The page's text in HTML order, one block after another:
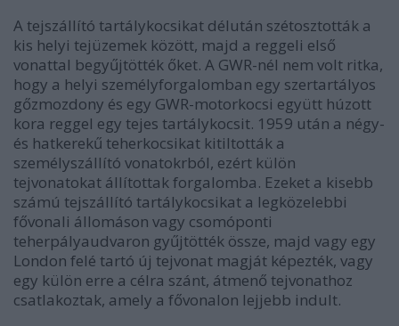
A tejszállító tartálykocsikat délután szétosztották a
kis helyi tejüzemek között, majd a reggeli első
vonattal begyűjtötték őket. A GWR-nél nem volt ritka,
hogy a helyi személyforgalomban egy szertartályos
gőzmozdony és egy GWR-motorkocsi együtt húzott
kora reggel egy tejes tartálykocsit. 1959 után a négy-
és hatkerekű teherkocsikat kitiltották a
személyszállító vonatokrból, ezért külön
tejvonatokat állítottak forgalomba. Ezeket a kisebb
számú tejszállító tartálykocsikat a legközelebbi
fővonali állomáson vagy csomóponti
teherpályaudvaron gyűjtötték össze, majd vagy egy
London felé tartó új tejvonat magját képezték, vagy
egy külön erre a célra szánt, átmenő tejvonathoz
csatlakoztak, amely a fővonalon lejjebb indult.